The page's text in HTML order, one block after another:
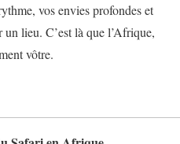
vos envies profondes et
lieu. C’est là que l’Afrique,
vôtre.